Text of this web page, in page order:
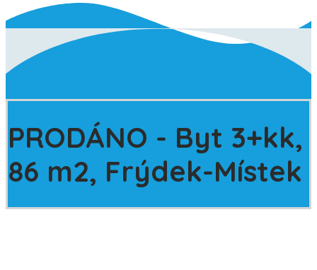
PRODÁNO - Byt 3+kk,
86 m2, Frýdek-Místek